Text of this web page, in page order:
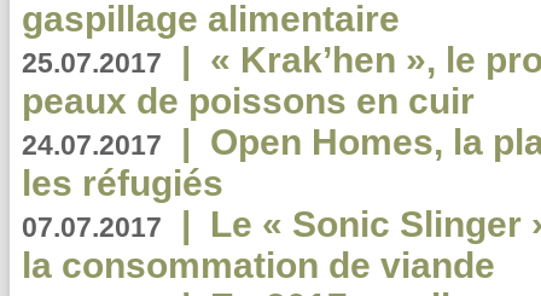
gaspillage alimentaire
25.07.2017 | « Krak’hen », le
peaux de poissons en cuir
24.07.2017 | Open Homes, la
les réfugiés
07.07.2017 | Le « Sonic Slinger
la consommation de viande